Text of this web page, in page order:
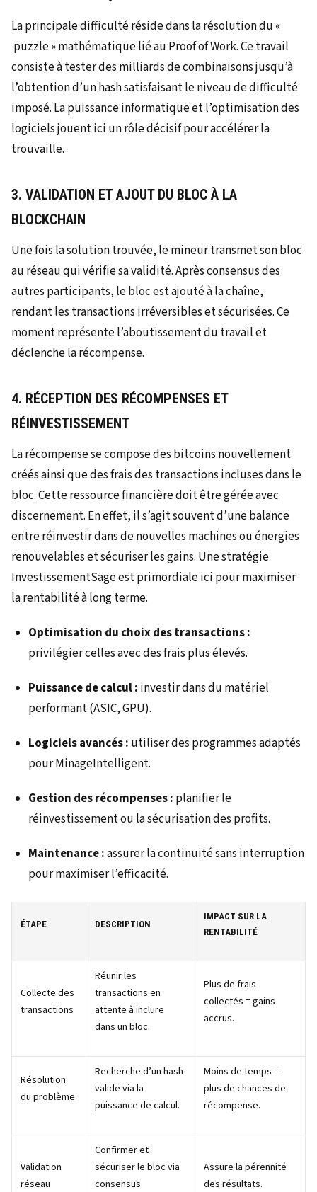
La principale difficulté réside dans la résolution du «
puzzle » mathématique lié au Proof of Work. Ce travail
consiste à tester des milliards de combinaisons jusqu’à
l’obtention d’un hash satisfaisant le niveau de difficulté
imposé. La puissance informatique et l’optimisation des
logiciels jouent ici un rôle décisif pour accélérer la
trouvaille.
3. VALIDATION ET AJOUT DU BLOC À LA
BLOCKCHAIN
Une fois la solution trouvée, le mineur transmet son bloc
au réseau qui vérifie sa validité. Après consensus des
autres participants, le bloc est ajouté à la chaîne,
rendant les transactions irréversibles et sécurisées. Ce
moment représente l’aboutissement du travail et
déclenche la récompense.
4. RÉCEPTION DES RÉCOMPENSES ET
RÉINVESTISSEMENT
La récompense se compose des bitcoins nouvellement
créés ainsi que des frais des transactions incluses dans le
bloc. Cette ressource financière doit être gérée avec
discernement. En effet, il s’agit souvent d’une balance
entre réinvestir dans de nouvelles machines ou énergies
renouvelables et sécuriser les gains. Une stratégie
InvestissementSage est primordiale ici pour maximiser
la rentabilité à long terme.
Optimisation du choix des transactions :
privilégier celles avec des frais plus élevés.
Puissance de calcul : investir dans du matériel
performant (ASIC, GPU).
Logiciels avancés : utiliser des programmes adaptés
pour MinageIntelligent.
Gestion des récompenses : planifier le
réinvestissement ou la sécurisation des profits.
Maintenance :assurer la continuité sans interruption
pour maximiser l’efficacité.
ÉTAPE DESCRIPTION
IMPACT SUR LA
RENTABILITÉ
Collecte des
transactions
Réunir les
transactions en
attente à inclure
dans un bloc.
Plus de frais
collectés = gains
accrus.
Résolution
du problème
Recherche d’un hash
valide via la
puissance de calcul.
Moins de temps =
plus de chances de
récompense.
Validation
réseau
Confirmer et
sécuriser le bloc via
consensus
Assure la pérennité
des résultats.